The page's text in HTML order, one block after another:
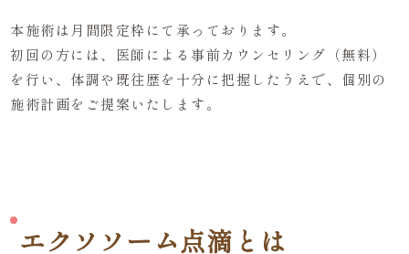
本施術は月間限定枠にて承っております。
初回の方には、医師による事前カウンセリング（無料）
を行い、体調や既往歴を十分に把握したうえで、個別の
施術計画をご提案いたします。
エクソソーム点滴とは